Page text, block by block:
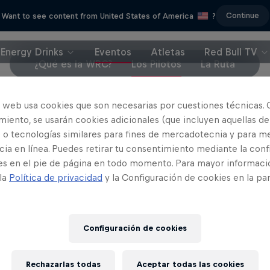
Want to see content from United States of America ? Continue
Energy Drinks Eventos Atletas
Red Bull TV
¿Qué es la WRC?
Los Pilotos La Ruta
Ogier: The Final
Season
la estrella francesa de los
su último título mundial.
RALLY
Discover Dakar
Descubre el Rally Dakar
2 Temporadas · 12
RALLY
web usa cookies que son necesarias por cuestiones técnicas.
se usarán cookies adicionales (que incluyen aquellas de
tecnologías similares para fines de mercadotecnia y para
en línea. Puedes retirar tu consentimiento mediante la
en el pie de página en todo momento. Para mayor
Política de privacidad y la Configuración de cookies en la
Configuración de cookies
Rechazarlas todas Aceptar todas las cookies